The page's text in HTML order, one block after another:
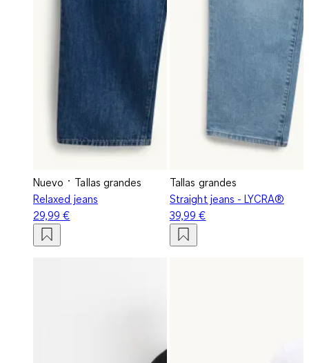
Nuevo
Tallas grandes
Relaxed jeans
29,99 €
Tallas grandes
Straight jeans - LYCRA®
39,99 €